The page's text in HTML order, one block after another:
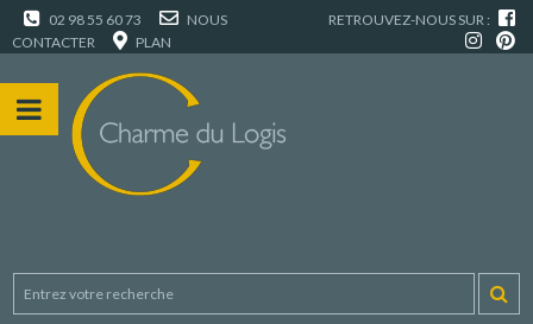
02 98 55 60 73
NOUS
CONTACTER
PLAN
RETROUVEZ-NOUS SUR :